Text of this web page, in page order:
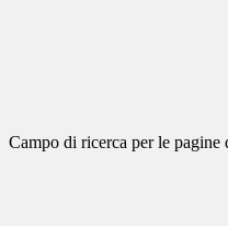
Campo di ricerca per le pagine